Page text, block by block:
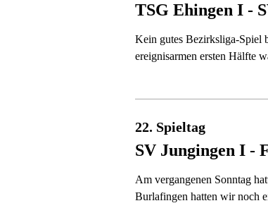
TSG Ehingen I -
Kein gutes Bezirksliga-Spiel
ereignisarmen ersten Hälfte
22. Spieltag
SV Jungingen I -
Am vergangenen Sonntag
Burlafingen hatten wir noch